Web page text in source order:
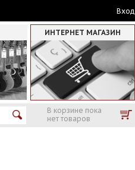
Вход
ИНТЕРНЕТ МАГАЗИН
В корзине пока
нет товаров